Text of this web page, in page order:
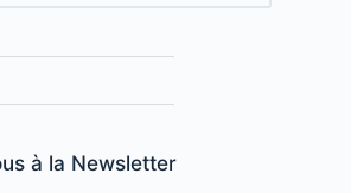
à la Newsletter